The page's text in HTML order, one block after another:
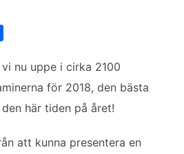
l
a
nu uppe i cirka 2100
för 2018, den bästa
här tiden på året!
att kunna presentera en